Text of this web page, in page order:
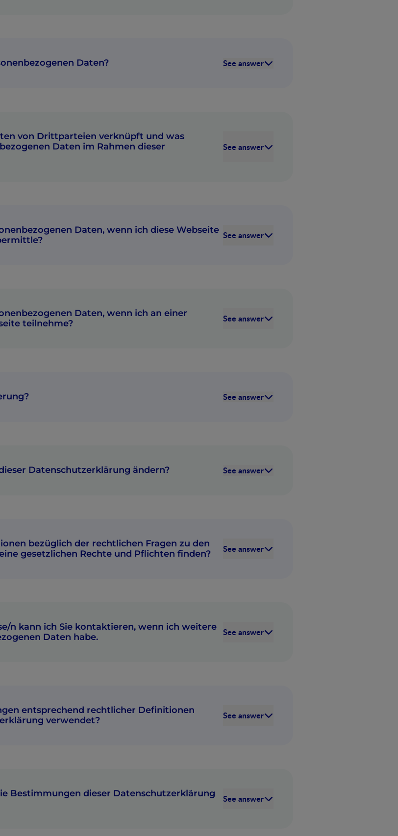
Daten? See answer
von Drittparteien verknüpft und was
Daten im Rahmen dieser
See answer
Daten, wenn ich diese Webseite See answer
Daten, wenn ich an einer
teilnehme?
See answer
See answer
Datenschutzerklärung ändern? See answer
bezüglich der rechtlichen Fragen zu den
gesetzlichen Rechte und Pflichten finden?
See answer
n kann ich Sie kontaktieren, wenn ich weitere
Daten habe.
See answer
entsprechend rechtlicher Definitionen
verwendet?
See answer
Bestimmungen dieser Datenschutzerklärung
See answer